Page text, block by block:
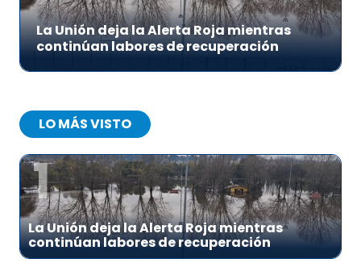
La Unión deja la Alerta Roja mientras
continúan labores de recuperación
LO MÁS VISTO
1
La Unión deja la Alerta Roja mientras
continúan labores de recuperación